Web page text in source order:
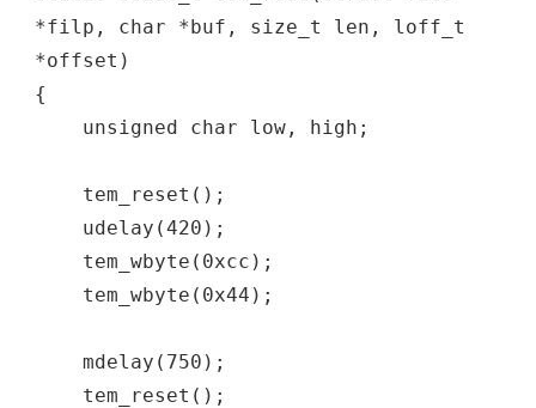
*filp, char *buf, size_t len, loff_t
*offset)
{
unsigned char low, high;
tem_reset();
udelay(420);
tem_wbyte(0xcc);
tem_wbyte(0x44);
mdelay(750);
tem_reset();